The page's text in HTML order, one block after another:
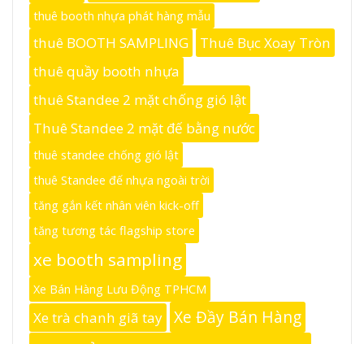
thuê booth nhựa phát hàng mẫu
thuê BOOTH SAMPLING
Thuê Bục Xoay Tròn
thuê quầy booth nhựa
thuê Standee 2 mặt chống gió lật
Thuê Standee 2 mặt đế bằng nước
thuê standee chống gió lật
thuê Standee đế nhựa ngoài trời
tăng gắn kết nhân viên kick-off
tăng tương tác flagship store
xe booth sampling
Xe Bán Hàng Lưu Động TPHCM
Xe trà chanh giã tay Xe Đầy Bán Hàng